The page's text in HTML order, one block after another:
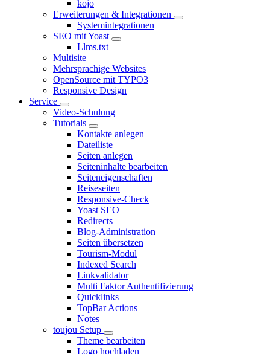
kojo
Erweiterungen & Integrationen
Systemintegrationen
SEO mit Yoast
Llms.txt
Multisite
Mehrsprachige Websites
OpenSource mit TYPO3
Responsive Design
Service
Video-Schulung
Tutorials
Kontakte anlegen
Dateiliste
Seiten anlegen
Seiteninhalte bearbeiten
Seiteneigenschaften
Reiseseiten
Responsive-Check
Yoast SEO
Redirects
Blog-Administration
Seiten übersetzen
Tourism-Modul
Indexed Search
Linkvalidator
Multi Faktor Authentifizierung
Quicklinks
TopBar Actions
Notes
toujou Setup
Theme bearbeiten
Logo hochladen